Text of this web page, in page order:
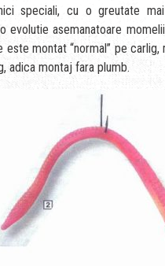
speciali, cu o greutate
evolutie asemanatoare
este montat “normal” pe carlig,
adica montaj fara plumb.